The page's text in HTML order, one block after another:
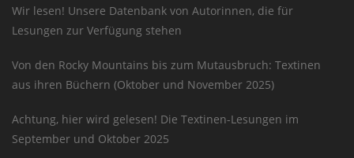
Wir lesen! Unsere Datenbank von Autorinnen, die für
Lesungen zur Verfügung stehen
Von den Rocky Mountains bis zum Mutausbruch: Textinen
aus ihren Büchern (Oktober und November 2025)
Achtung, hier wird gelesen! Die Textinen-Lesungen im
September und Oktober 2025